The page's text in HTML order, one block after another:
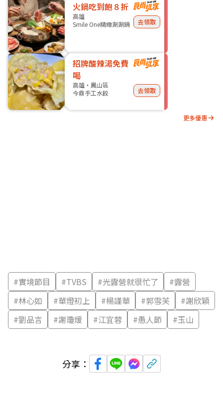
火鍋吃到飽８折
高雄
Smile One精緻涮涮鍋
去領取
招牌酸辣湯免費
喝
高雄・鳳山區
今鼎手工水餃
去領取
更多優惠
#實境節目 #TVBS #光露營就很忙了 #露營
#林心如 #華燈初上 #楊謹華 #郭雪芙 #謝欣穎
#劉品言 #謝瓊煖 #江宜蓉 #愚人節 #玉山
分享：